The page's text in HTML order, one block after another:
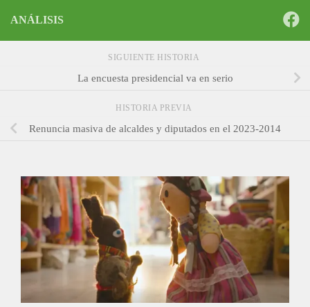
ANÁLISIS
SIGUIENTE HISTORIA
La encuesta presidencial va en serio
HISTORIA PREVIA
Renuncia masiva de alcaldes y diputados en el 2023-2014